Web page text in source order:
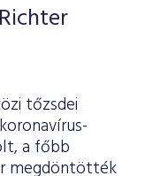
tőzsdei
a főbb
megdöntötték